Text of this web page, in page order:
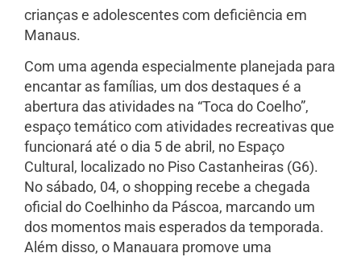
crianças e adolescentes com deficiência em
Manaus.
Com uma agenda especialmente planejada para
encantar as famílias, um dos destaques é a
abertura das atividades na “Toca do Coelho”,
espaço temático com atividades recreativas que
funcionará até o dia 5 de abril, no Espaço
Cultural, localizado no Piso Castanheiras (G6).
No sábado, 04, o shopping recebe a chegada
oficial do Coelhinho da Páscoa, marcando um
dos momentos mais esperados da temporada.
Além disso, o Manauara promove uma